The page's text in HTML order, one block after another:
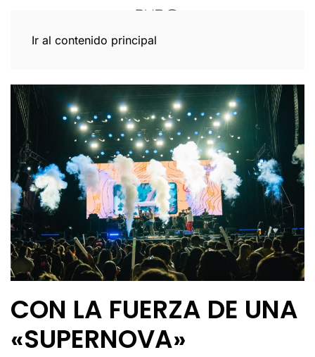
Ir al contenido principal
CON LA FUERZA DE UNA
«SUPERNOVA»